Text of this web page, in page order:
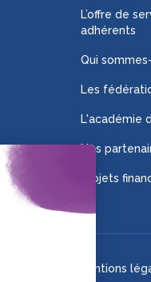
L’offre de
adhérents
Qui
Les
L'académie
Nos
Projets
Mentions